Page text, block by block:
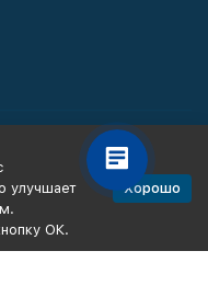
улучшает
ОК.
Хорошо